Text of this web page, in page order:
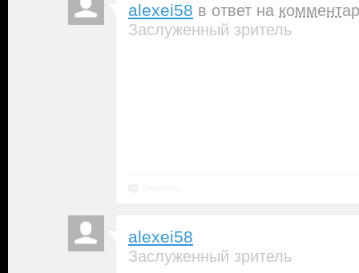
alexei58 в ответ на
Заслуженный зритель
alexei58
Заслуженный зритель